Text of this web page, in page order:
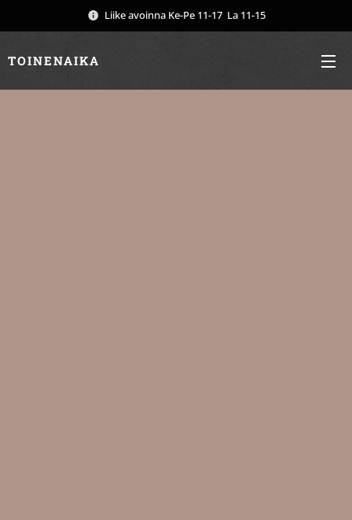
Liike avoinna Ke-Pe 11-17 La 11-15
TOINENAIKA